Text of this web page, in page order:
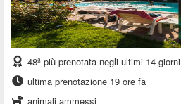
48ª più prenotata negli ultimi 14 giorni
ultima prenotazione 19 ore fa
animali ammessi